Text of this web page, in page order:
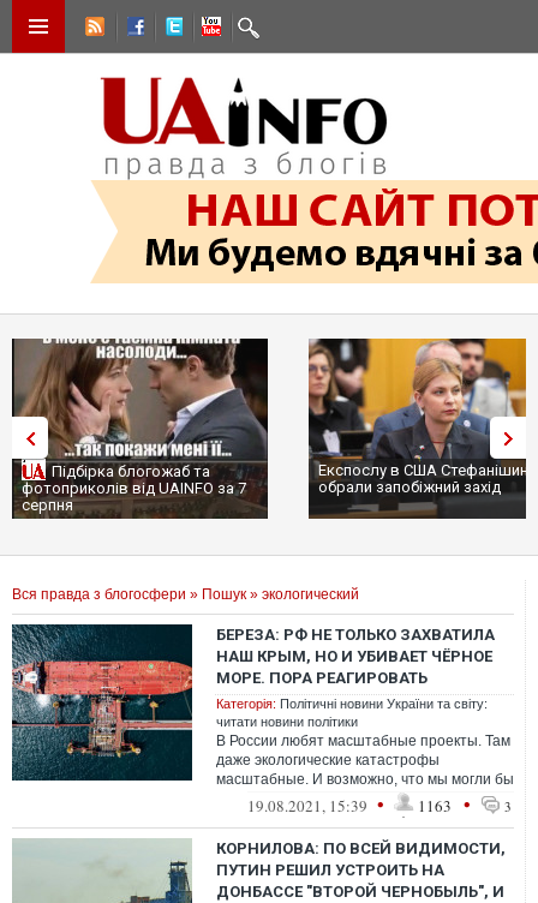
Підбірка блогожаб та
фотоприколів від UAINFO за 7
серпня
Експослу в США
обрали запобіжний захід
Вся правда з блогосфери » Пошук » экологический
БЕРЕЗА: РФ НЕ ТОЛЬКО ЗАХВАТИЛА
НАШ КРЫМ, НО И УБИВАЕТ ЧЁРНОЕ
МОРЕ. ПОРА РЕАГИРОВАТЬ
Категорія: Політичні новини України та світу:
читати новини політики
В России любят масштабные проекты. Там
даже экологические катастрофы
масштабные. И возможно, что мы могли бы
не реагировать на них, если бы не то, что...
19.08.2021, 15:39 • 1163 • 3
КОРНИЛОВА: ПО ВСЕЙ ВИДИМОСТИ,
ПУТИН РЕШИЛ УСТРОИТЬ НА
ДОНБАССЕ "ВТОРОЙ ЧЕРНОБЫЛЬ", И